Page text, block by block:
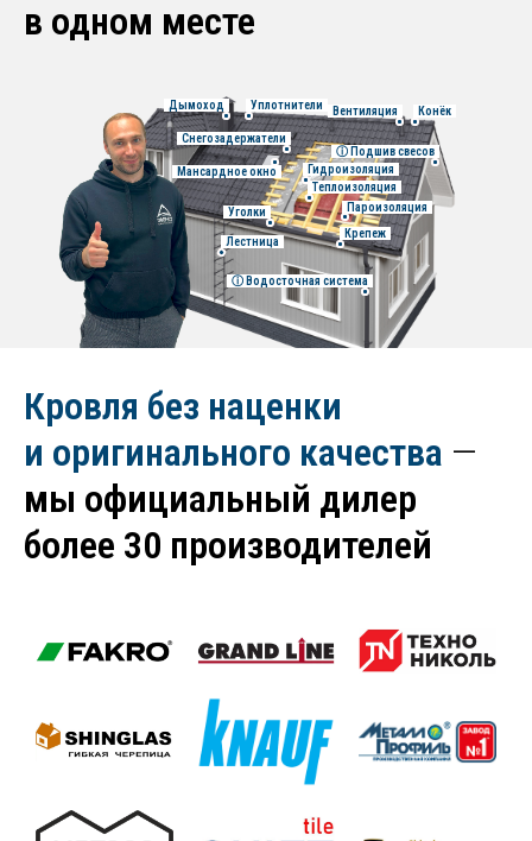
в одном месте
Конёк
ⓘ Подшив свесов-
Пароизоляция
- Гидроизоляция
Мансардное окно
- ⓘ Водосточная система
Снегозадержатели
Уголки
- Крепеж-
Уплотнители
Лестница
Дымоход
- Теплоизоляция
Вентиляция
Кровля без наценки
и оригинального качества —
мы официальный дилер
более 30 производителей